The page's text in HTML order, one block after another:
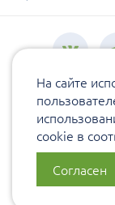
На сайте
cookie в
Согласен